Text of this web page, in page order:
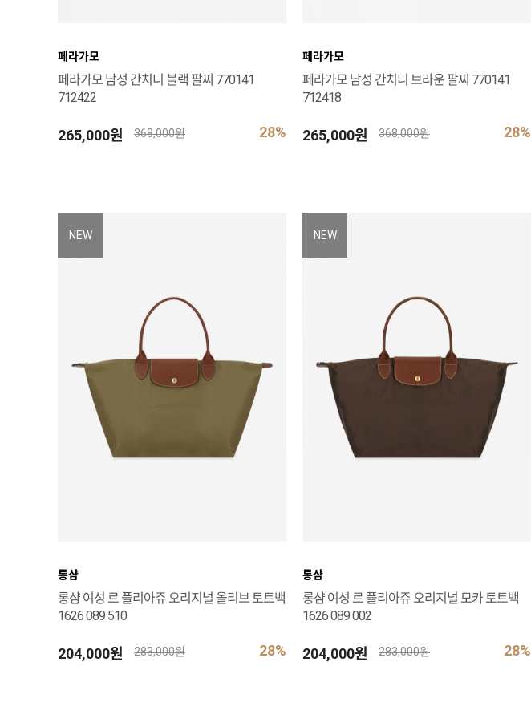
페라가모
페라가모 남성 간치니 블랙 팔찌 770141
712422
265,000원 28%
368,000원
페라가모
페라가모 남성 간치니 브라운 팔찌 770141
712418
265,000원 28%
368,000원
NEW
롱샴
롱샴 여성 르 플리아쥬 오리지널 올리브 토트백
1626 089 510
204,000원 28%
283,000원
NEW
롱샴
롱샴 여성 르 플리아쥬 오리지널 모카 토트백
1626 089 002
204,000원 28%
283,000원